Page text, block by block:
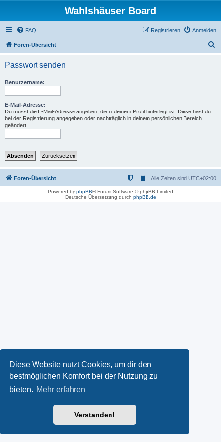
Diese Website nutzt Cookies, um dir den
bestmöglichen Komfort bei der Nutzung zu
bieten. Mehr erfahren
Verstanden!
Wahlshäuser Board
FAQ Anmelden
Registrieren
Foren-Übersicht
Passwort senden
Benutzername:
E-Mail-Adresse:
Du musst die E-Mail-Adresse angeben, die in deinem Profil hinterlegt ist. Diese hast du
bei der Registrierung angegeben oder nachträglich in deinem persönlichen Bereich
geändert.
Foren-Übersicht Alle Zeiten sind UTC+02:00
Powered by phpBB® Forum Software © phpBB Limited
Deutsche Übersetzung durch phpBB.de